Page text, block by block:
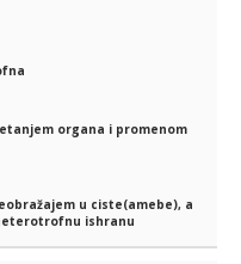
organa i promenom
u ciste(amebe), a
ishranu